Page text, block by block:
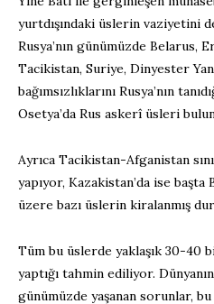
yurtdışındaki üslerin vaziyetini
Rusya’nın günümüzde Belarus,
Tacikistan, Suriye, Dinyester
bağımsızlıklarını Rusya’nın
Osetya’da Rus askerî üsleri
Ayrıca Tacikistan-Afganistan
yapıyor, Kazakistan’da ise
üzere bazı üslerin kiralanmış
Tüm bu üslerde yaklaşık 30-40
yaptığı tahmin ediliyor.
günümüzde yaşanan sorunlar,